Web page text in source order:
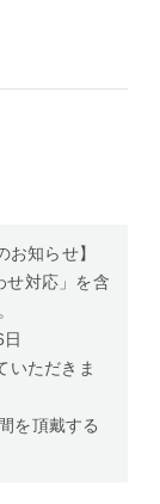
知らせ】
せ対応」を含
いただきま
を頂戴する